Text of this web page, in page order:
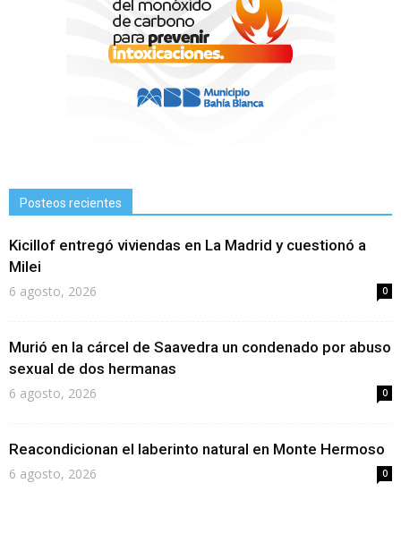
Posteos recientes
Kicillof entregó viviendas en La Madrid y cuestionó a
Milei
6 agosto, 2026 0
Murió en la cárcel de Saavedra un condenado por abuso
sexual de dos hermanas
6 agosto, 2026 0
Reacondicionan el laberinto natural en Monte Hermoso
6 agosto, 2026 0